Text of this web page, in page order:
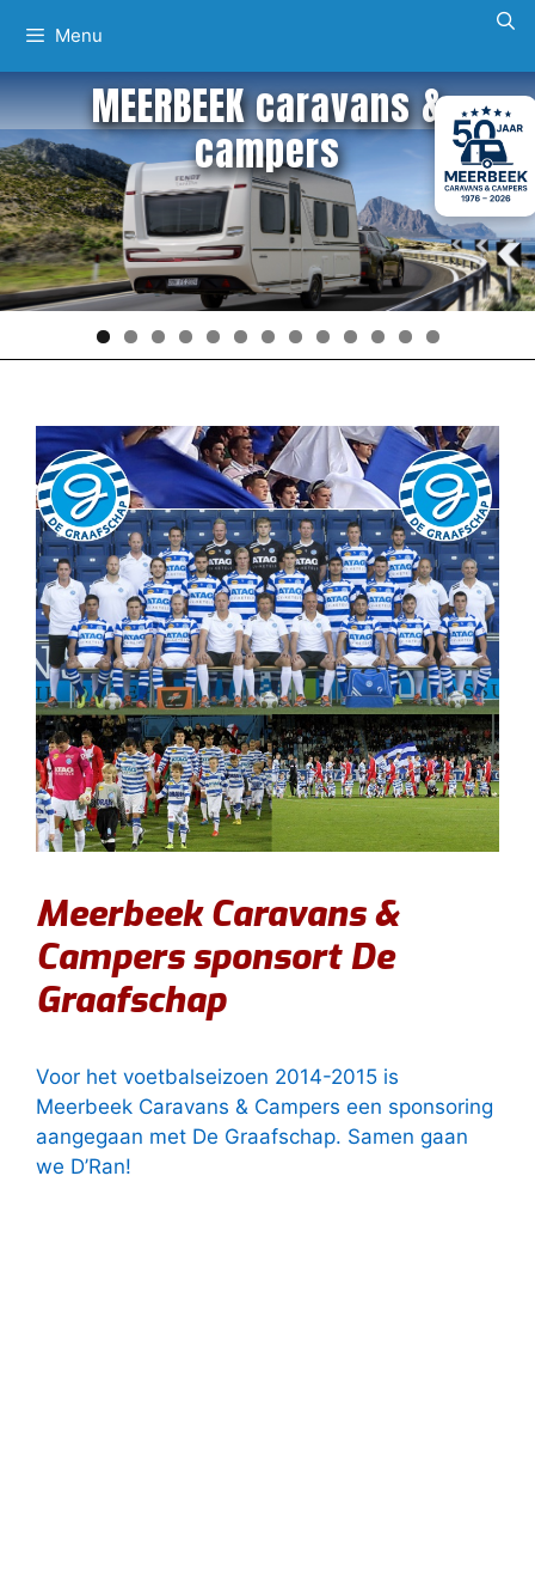
naar
de
inhoud
Menu
MEERBEEK caravans &
campers
Meerbeek Caravans &
Campers sponsort De
Graafschap
Voor het voetbalseizoen 2014-2015 is
Meerbeek Caravans & Campers een sponsoring
aangegaan met De Graafschap. Samen gaan
we D’Ran!